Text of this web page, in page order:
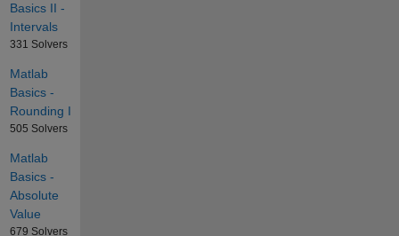
Basics II -
Intervals
331 Solvers
Matlab
Basics -
Rounding I
505 Solvers
Matlab
Basics -
Absolute
Value
679 Solvers